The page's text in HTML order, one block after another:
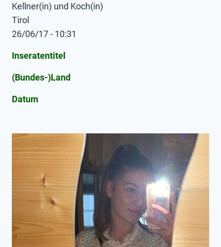
Kellner(in) und Koch(in)
Tirol
26/06/17 - 10:31
Inseratentitel
(Bundes-)Land
Datum